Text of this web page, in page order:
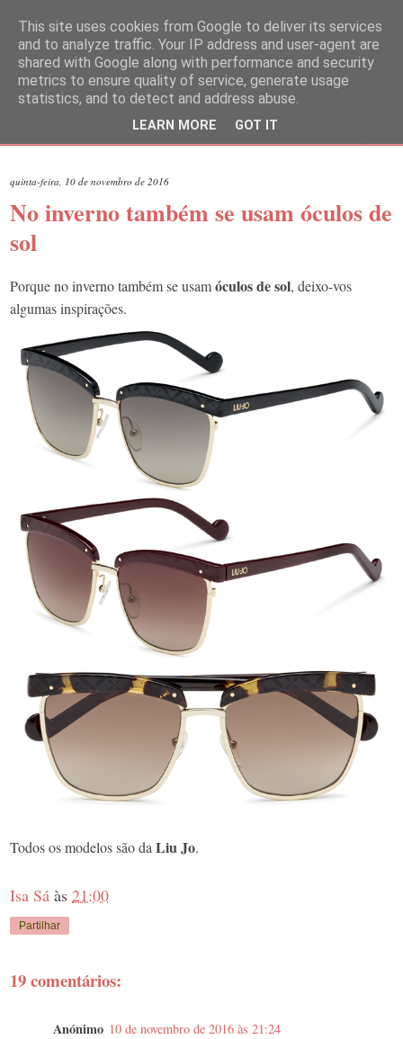
quinta-feira, 10 de novembro de 2016
No inverno também se usam óculos de
sol
Porque no inverno também se usamóculos de sol, deixo-vos
algumas inspirações.
Todos os modelos são daLiu Jo.
Isa Sá às 21:00
Partilhar
19 comentários:
Anónimo 10 de novembro de 2016 às 21:24
This site uses cookies from Google to deliver its services
and to analyze traffic. Your IP address and user-agent are
shared with Google along with performance and security
metrics to ensure quality of service, generate usage
statistics, and to detect and address abuse.
LEARN MORE GOT IT